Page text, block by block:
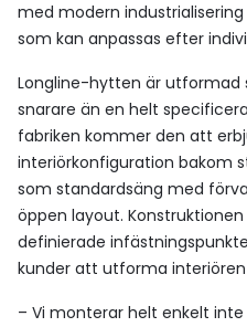
med modern
som kan anpassas efter
Longline-hytten är
snarare än en helt
fabriken kommer den att
interiörkonfiguration bakom
som standardsäng med
öppen layout.
definierade
kunder att utforma
– Vi monterar helt enkelt